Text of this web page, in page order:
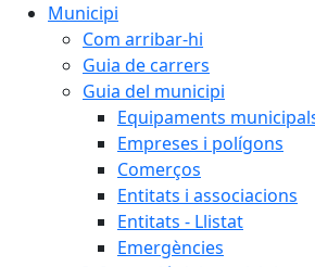
Municipi
Com arribar-hi
Guia de carrers
Guia del municipi
Equipaments
Empreses i polígons
Comerços
Entitats i associacions
Entitats - Llistat
Emergències